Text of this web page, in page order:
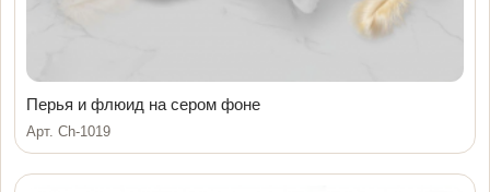
Перья и флюид на сером фоне
Арт. Ch-1019